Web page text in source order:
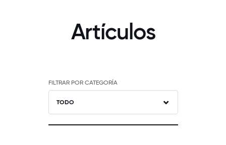
Artículos
FILTRAR POR CATEGORÍA
TODO